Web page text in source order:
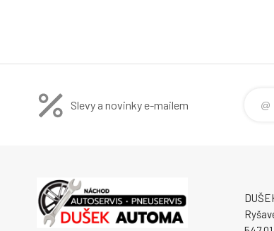
Slevy a novinky e-mailem